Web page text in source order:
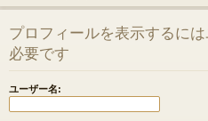
ク
リ
ク
ラ
ム
プロフィールを表示するに
必要です
ユーザー名: